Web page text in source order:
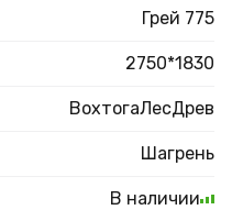
Грей 775
2750*1830
ВохтогаЛесДрев
Шагрень
В наличии